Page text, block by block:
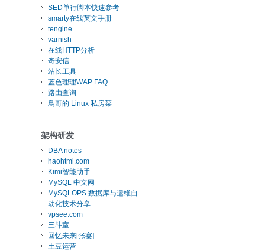
SED单行脚本快速参考
smarty在线英文手册
tengine
varnish
在线HTTP分析
奇安信
站长工具
蓝色理理WAP FAQ
路由查询
鳥哥的 Linux 私房菜
架构研发
DBA notes
haohtml.com
Kimi智能助手
MySQL 中文网
MySQLOPS 数据库与运维自
动化技术分享
vpsee.com
三斗室
回忆未来[张宴]
土豆运营